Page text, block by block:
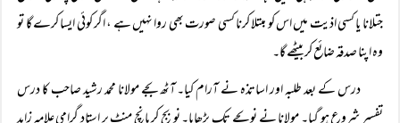
جتلانا یا کسی اذیت میں اس کو مبتلا کرنا کسی صورت بھی روا نہیں ہے ، اگر کوئی ایسا کرے گا تو
وہ اپنا صدقہ ضائع کر بیٹھے گا۔
درس کے بعد طلبہ اور اساتذہ نے آرام کیا۔ آٹھ بجے مولانا محمد رشید صاحب کا درس